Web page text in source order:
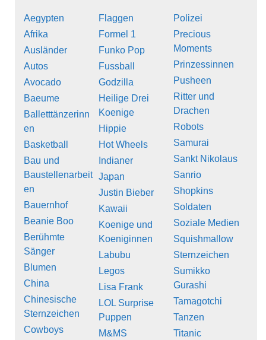
Aegypten
Afrika
Ausländer
Autos
Avocado
Baeume
Balletttänzerinn
en
Basketball
Bau und
Baustellenarbeit
en
Bauernhof
Beanie Boo
Berühmte
Sänger
Blumen
China
Chinesische
Sternzeichen
Cowboys
Flaggen
Formel 1
Funko Pop
Fussball
Godzilla
Heilige Drei
Koenige
Hippie
Hot Wheels
Indianer
Japan
Justin Bieber
Kawaii
Koenige und
Koeniginnen
Labubu
Legos
Lisa Frank
LOL Surprise
Puppen
M&MS
Polizei
Precious
Moments
Prinzessinnen
Pusheen
Ritter und
Drachen
Robots
Samurai
Sankt Nikolaus
Sanrio
Shopkins
Soldaten
Soziale Medien
Squishmallow
Sternzeichen
Sumikko
Gurashi
Tamagotchi
Tanzen
Titanic